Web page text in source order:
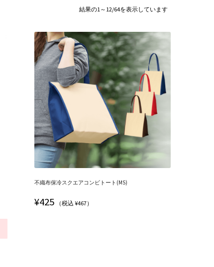
結果の1～12/64を表示しています
不織布保冷スクエアコンビトート(MS)
¥425 （税込 ¥467）